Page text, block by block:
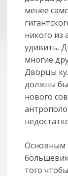
менее
никого из
удивить.
многие
Дворцы
должны
нового
Основным
того